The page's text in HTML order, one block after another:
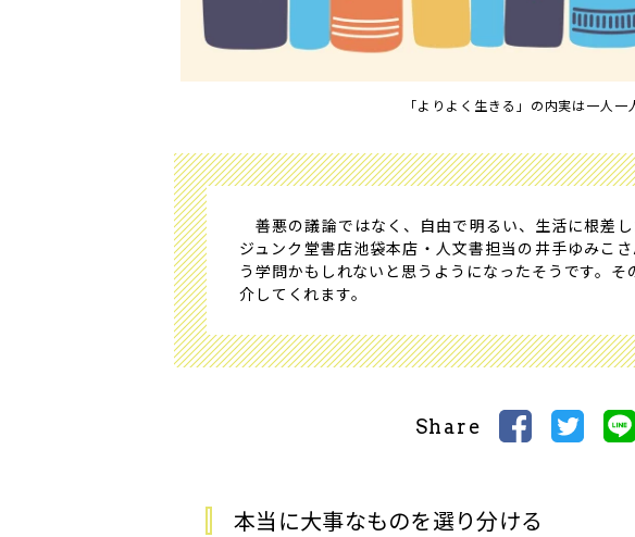
「よりよく生きる」の内実は一人一
善悪の議論ではなく、自由で明るい、生活に根差し
ジュンク堂書店池袋本店・人文書担当の井手ゆみこ
う学問かもしれないと思うようになったそうです。
介してくれます。
Share
本当に大事なものを選り分ける